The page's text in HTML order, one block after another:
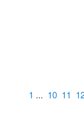
1 ... 10 11